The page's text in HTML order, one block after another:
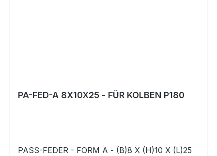
PA-FED-A 8X10X25 - FÜR KOLBEN P180
PASS-FEDER - FORM A - (B)8 X (H)10 X (L)25